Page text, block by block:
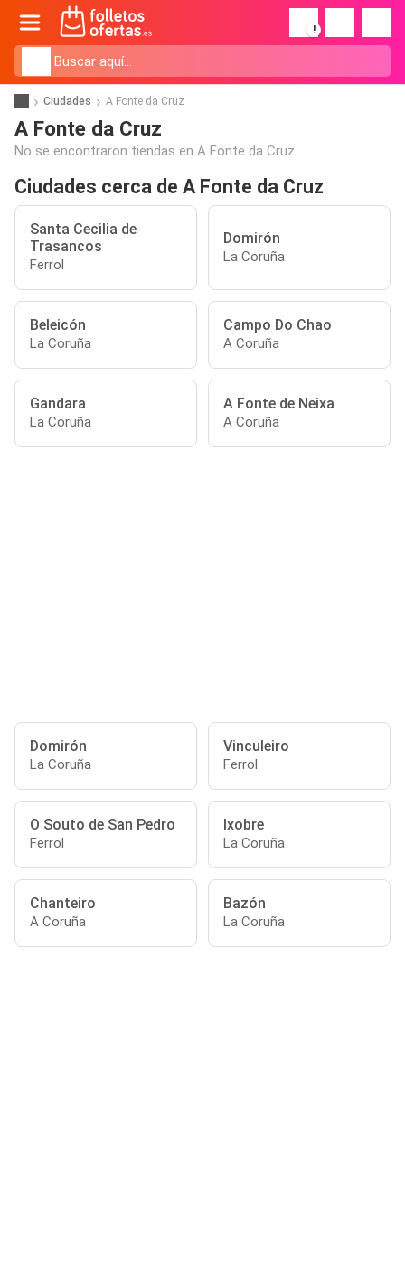
!
Ciudades A Fonte da Cruz
A Fonte da Cruz
No se encontraron tiendas en A Fonte da Cruz.
Ciudades cerca de A Fonte da Cruz
Santa Cecilia de
Trasancos
Ferrol
Domirón
La Coruña
Beleicón
La Coruña
Campo Do Chao
A Coruña
Gandara
La Coruña
A Fonte de Neixa
A Coruña
Domirón
La Coruña
Vinculeiro
Ferrol
O Souto de San Pedro
Ferrol
Ixobre
La Coruña
Chanteiro
A Coruña
Bazón
La Coruña